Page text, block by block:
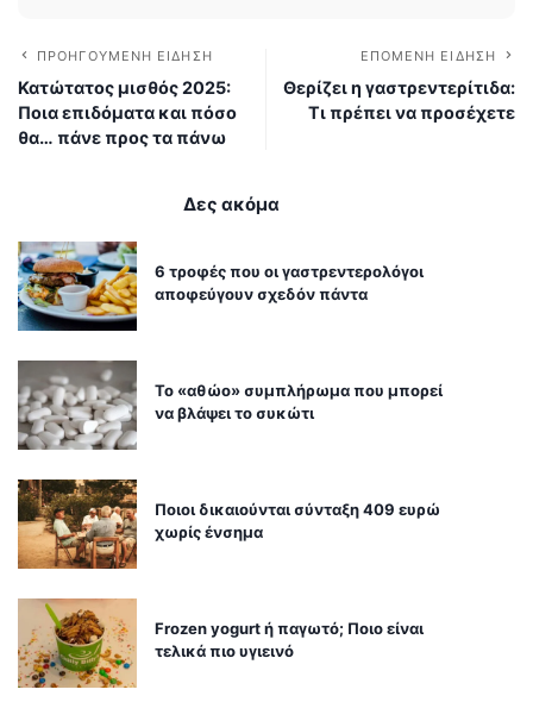
ΠΡΟΗΓΟΎΜΕΝΗ ΕΊΔΗΣΗ
Κατώτατος μισθός 2025:
Ποια επιδόματα και πόσο
θα… πάνε προς τα πάνω
ΕΠΌΜΕΝΗ ΕΊΔΗΣΗ
Θερίζει η γαστρεντερίτιδα:
Τι πρέπει να προσέχετε
Δες ακόμα
6 τροφές που οι γαστρεντερολόγοι
αποφεύγουν σχεδόν πάντα
Το «αθώο» συμπλήρωμα που μπορεί
να βλάψει το συκώτι
Ποιοι δικαιούνται σύνταξη 409 ευρώ
χωρίς ένσημα
Frozen yogurt ή παγωτό; Ποιο είναι
τελικά πιο υγιεινό